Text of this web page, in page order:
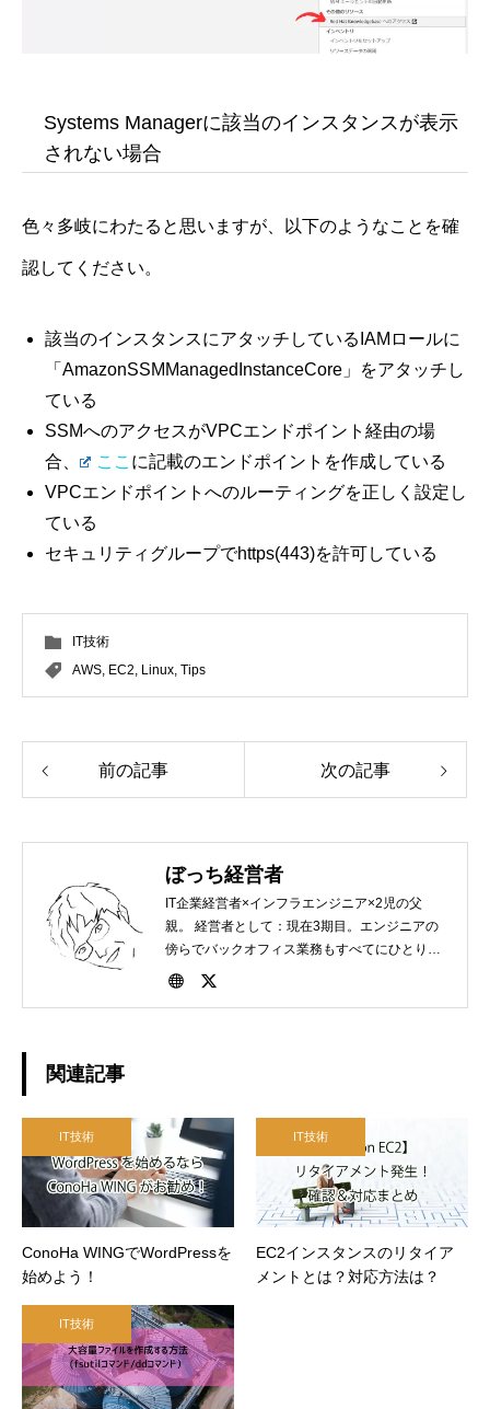
Systems Managerに該当のインスタンスが表示
されない場合
色々多岐にわたると思いますが、以下のようなことを確
認してください。
該当のインスタンスにアタッチしているIAMロールに
「AmazonSSMManagedInstanceCore」をアタッチし
ている
SSMへのアクセスがVPCエンドポイント経由の場
合、
ここ に記載のエンドポイントを作成している
VPCエンドポイントへのルーティングを正しく設定し
ている
セキュリティグループでhttps(443)を許可している
IT技術
AWS, EC2, Linux, Tips
前の記事 次の記事
ぼっち経営者
IT企業経営者×インフラエンジニア×2児の父
親。 経営者として：現在3期目。エンジニアの
傍らでバックオフィス業務もすべてにひとりで
実施。ここからぼっち経営者という名前をつけ
関連記事
IT技術
ConoHa WINGでWordPressを
始めよう！
IT技術
EC2インスタンスのリタイア
メントとは？対応方法は？
IT技術